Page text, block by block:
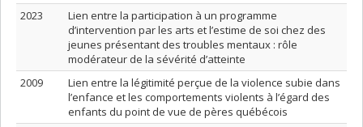
2023
Lien entre la participation à un programme
d’intervention par les arts et l’estime de soi chez des
jeunes présentant des troubles mentaux : rôle
modérateur de la sévérité d’atteinte
2009
Lien entre la légitimité perçue de la violence subie dans
l’enfance et les comportements violents à l’égard des
enfants du point de vue de pères québécois